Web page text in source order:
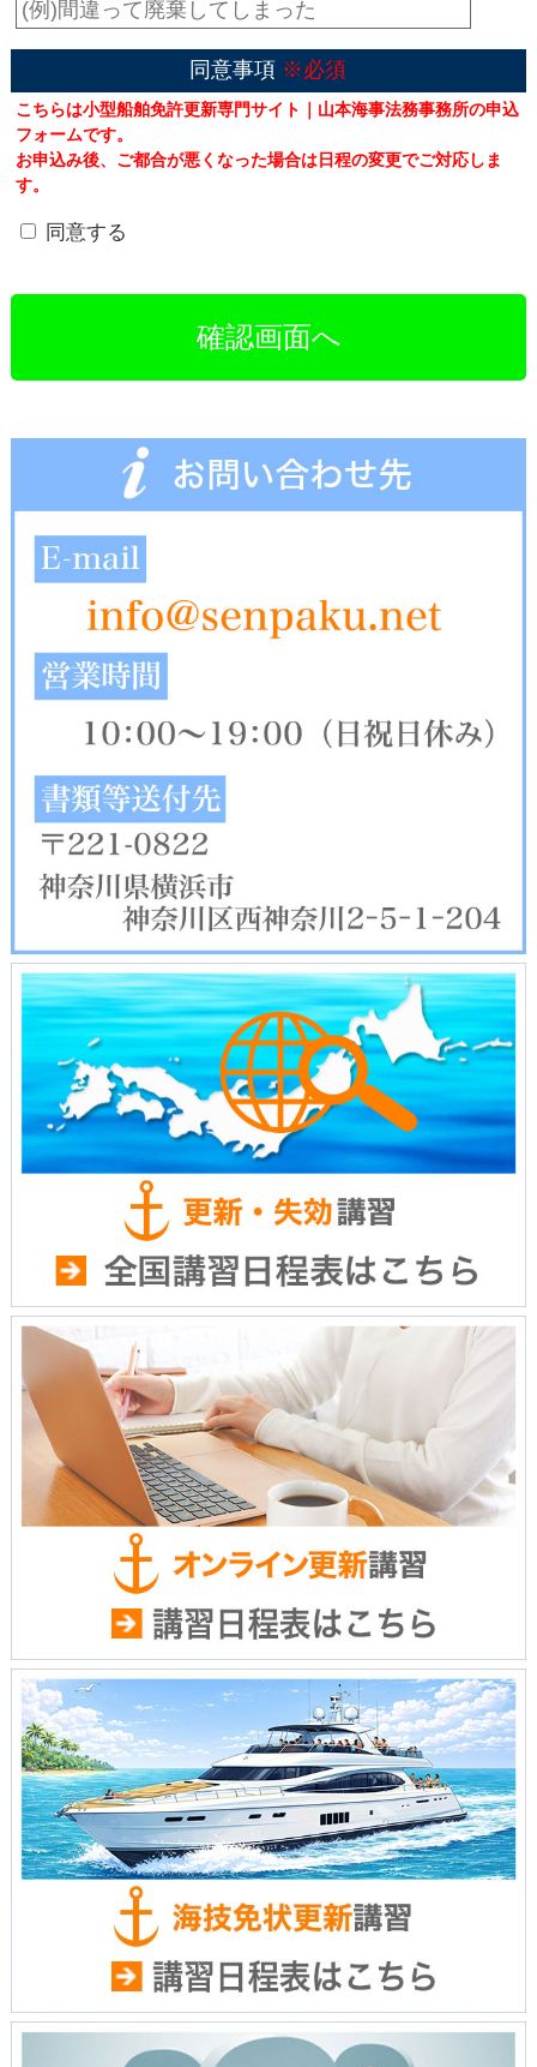
同意事項 ※必須
こちらは小型船舶免許更新専門サイト｜山本海事法務事務所の申込
フォームです。
お申込み後、ご都合が悪くなった場合は日程の変更でご対応しま
す。
同意する